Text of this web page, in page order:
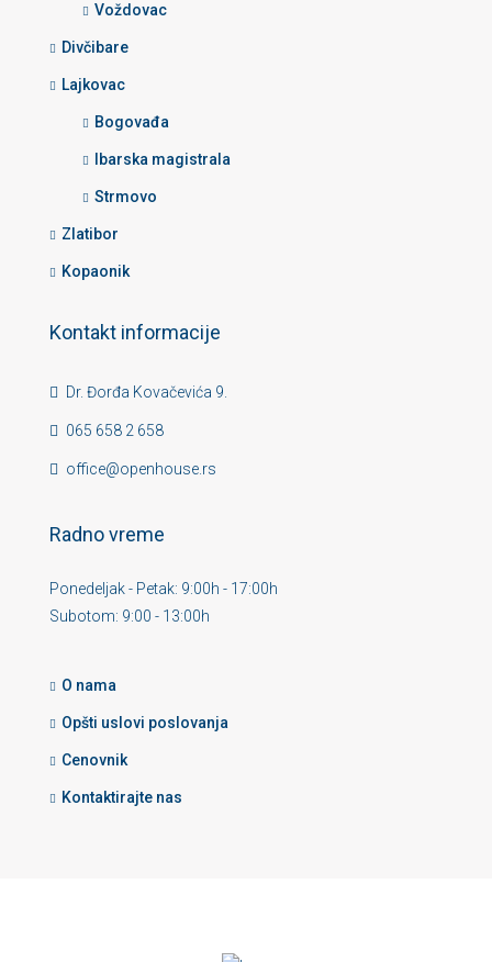
Voždovac
Divčibare
Lajkovac
Bogovađa
Ibarska magistrala
Strmovo
Zlatibor
Kopaonik
Kontakt informacije
Dr. Đorđa Kovačevića 9.
065 658 2 658
office@openhouse.rs
Radno vreme
Ponedeljak - Petak: 9:00h - 17:00h
Subotom: 9:00 - 13:00h
O nama
Opšti uslovi poslovanja
Cenovnik
Kontaktirajte nas